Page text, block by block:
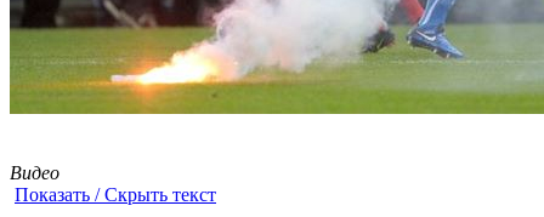
Видео
Показать / Скрыть текст